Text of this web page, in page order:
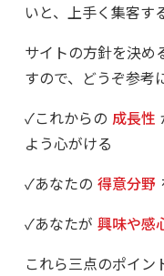
いと、上手く集客す
サイトの方針を決め
すので、どうぞ参考
✓これからの 成長性
よう心がける
✓あなたの 得意分野
✓あなたが 興味や感
これら三点のポイン